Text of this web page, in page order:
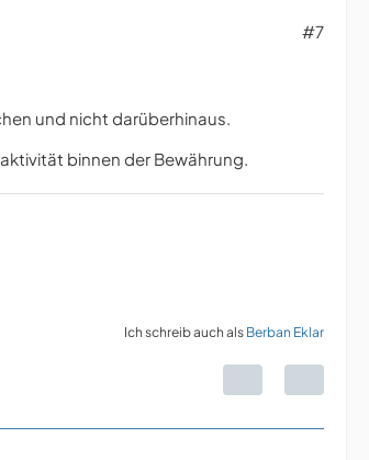
#7
und nicht darüberhinaus.
binnen der Bewährung.
Ich schreib auch als Berban Eklar